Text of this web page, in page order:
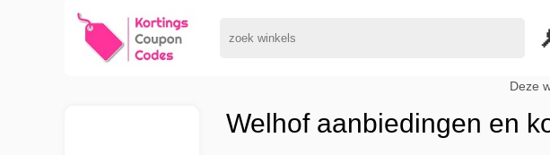
Deze
Welhof aanbiedingen en